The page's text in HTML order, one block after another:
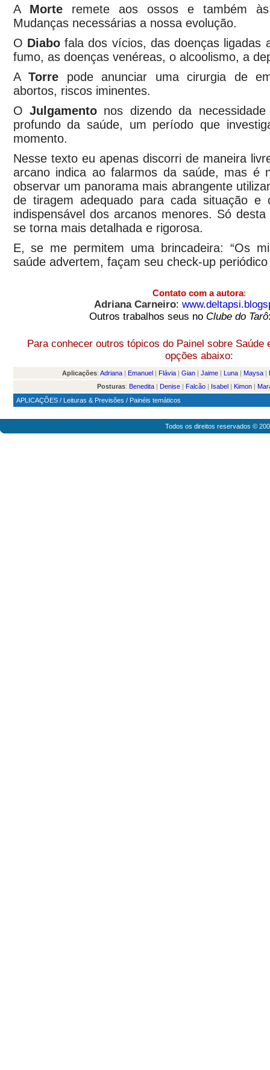
A Morteremete aos ossos e também às
Mudanças necessárias a nossa evolução.
O Diabofala dos vícios, das doenças ligadas
fumo, as doenças venéreas, o alcoolismo, a
A Torre pode anunciar uma
cirurgia de
abortos, riscos iminentes.
O Julgamentonos dizendo da
profundo da saúde, um período que
momento.
Nesse texto eu apenas discorri de maneira
arcano indica ao falarmos da saúde, mas é
observar um panorama mais abrangente
de tiragem adequado para cada situação e
indispensável dos arcanos menores. Só
se torna mais detalhada e rigorosa.
E, se me permitem uma brincadeira: “Os
saúde advertem, façam seu check-up
Contato com a autora:
Adriana Carneiro:
Outros trabalhos seus no Clube do Tarô
Para conhecer outros tópicos do Painel sobre Saúde
opções abaixo:
Aplicações: Adriana | Emanuel | Flávia | Gian | Jaime | Luna | Maysa |
Posturas: Benedita | Denise | Falcão | Isabel | Kimon |
APLICAÇÕES/ Leituras & Previsões / Painéis temáticos
Todos os direitos reservados ©